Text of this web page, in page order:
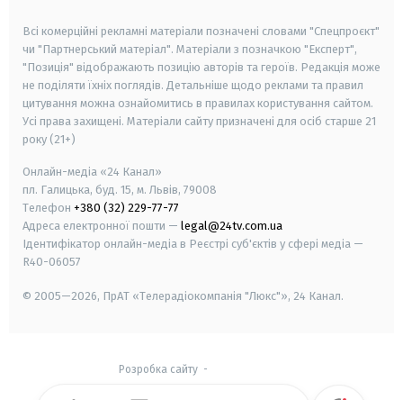
Всі комерційні рекламні матеріали позначені словами "Спецпроєкт"
чи "Партнерський матеріал". Матеріали з позначкою "Експерт",
"Позиція" відображають позицію авторів та героїв. Редакція може
не поділяти їхніх поглядів. Детальніше щодо реклами та правил
цитування можна ознайомитись в правилах користування сайтом.
Усі права захищені. Матеріали сайту призначені для осіб старше 21
року (21+)
Онлайн-медіа «24 Канал»
пл. Галицька, буд. 15, м. Львів, 79008
Телефон +380 (32) 229-77-77
Адреса електронної пошти — legal@24tv.com.ua
Ідентифікатор онлайн-медіа в Реєстрі суб'єктів у сфері медіа —
R40-06057
© 2005—2026, ПрАТ «Телерадіокомпанія "Люкс"», 24 Канал.
Розробка сайту-